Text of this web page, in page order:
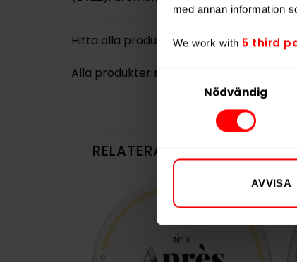
med annan information
We work with 5 third
Samtyckesval
Nödvändig
AVVISA
Hitta alla produkter frånZYN
Alla produkter med smaken
RELATERADE PRODUKTER